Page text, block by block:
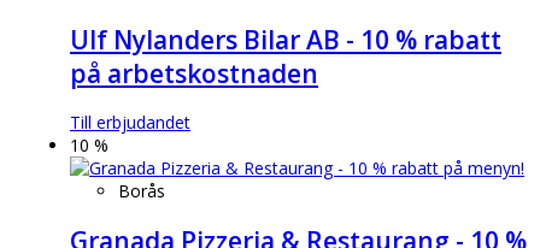
Ulf Nylanders Bilar AB - 10 % rabatt
på arbetskostnaden
Till erbjudandet
10 %
Borås
Granada Pizzeria & Restaurang - 10 %